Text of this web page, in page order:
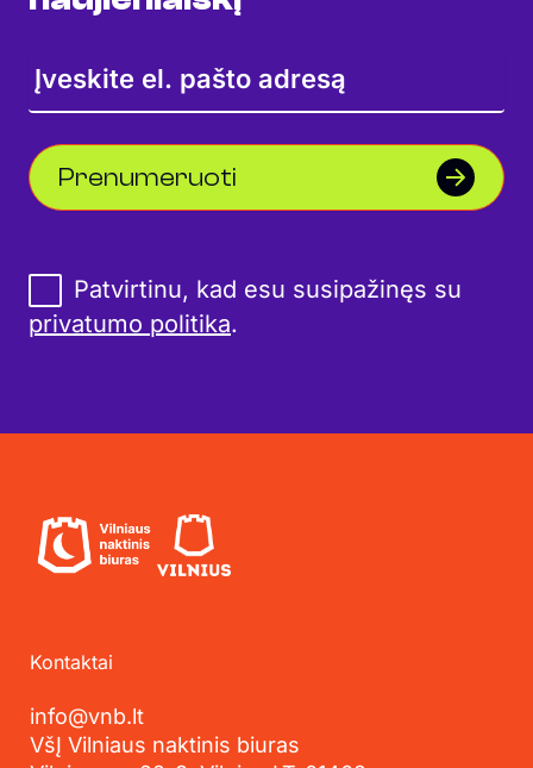
Prenumeruoti
Patvirtinu, kad esu susipažinęs su
privatumo politika.
Kontaktai
info@vnb.lt
VšĮ Vilniaus naktinis biuras